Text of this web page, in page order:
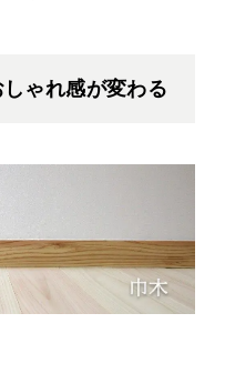
ゃれ感が変わる